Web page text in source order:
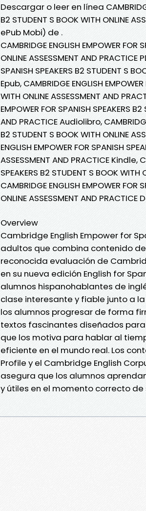
Descargar o leer en línea CAMBRIDGE
B2 STUDENT S BOOK WITH ONLINE
ePub Mobi) de .
CAMBRIDGE ENGLISH EMPOWER FOR
ONLINE ASSESSMENT AND PRACTICE
SPANISH SPEAKERS B2 STUDENT S
Epub, CAMBRIDGE ENGLISH
WITH ONLINE ASSESSMENT AND
EMPOWER FOR SPANISH SPEAKERS
AND PRACTICE Audiolibro,
B2 STUDENT S BOOK WITH ONLINE
ENGLISH EMPOWER FOR SPANISH
ASSESSMENT AND PRACTICE Kindle,
SPEAKERS B2 STUDENT S BOOK
CAMBRIDGE ENGLISH EMPOWER FOR
ONLINE ASSESSMENT AND
Overview
Cambridge English Empower for
adultos que combina contenido
reconocida evaluación de
en su nueva edición English for
alumnos hispanohablantes de
clase interesante y fiable junto a
los alumnos progresar de forma
textos fascinantes diseñados
que los motiva para hablar al
eficiente en el mundo real. Los
Profile y el Cambridge English
asegura que los alumnos
y útiles en el momento correcto de